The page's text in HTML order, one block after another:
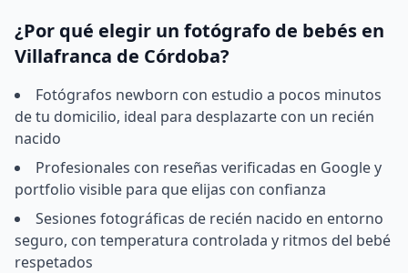
¿Por qué elegir un fotógrafo de bebés en
Villafranca de Córdoba?
Fotógrafos newborn con estudio a pocos minutos
de tu domicilio, ideal para desplazarte con un recién
nacido
Profesionales con reseñas verificadas en Google y
portfolio visible para que elijas con confianza
Sesiones fotográficas de recién nacido en entorno
seguro, con temperatura controlada y ritmos del bebé
respetados